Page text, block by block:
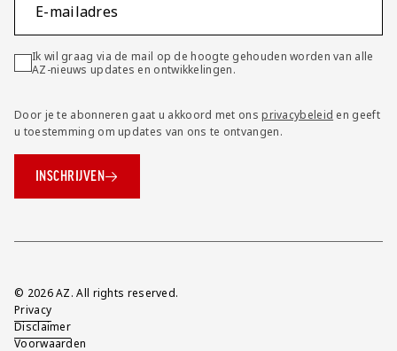
E-mailadres
Ik wil graag via de mail op de hoogte gehouden worden van alle
AZ-nieuws updates en ontwikkelingen.
Door je te abonneren gaat u akkoord met onsprivacybeleid en geeft
u toestemming om updates van ons te ontvangen.
INSCHRIJVEN
Overig
© 2026 AZ. All rights reserved.
Privacy
Disclaimer
Voorwaarden